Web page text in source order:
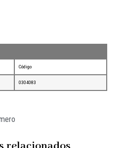
Código
0304083